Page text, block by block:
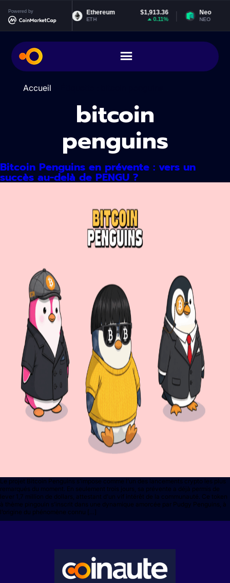
Powered by
$0.999195
0.01%
Ethereum $1,913.36
ETH 0.11%
Neo
NEO
Accueil
bitcoin
penguins
Bitcoin Penguins en prévente : vers un
succès au-delà de PENGU ?
Le projet Bitcoin Penguins s’impose comme l’un des lancements crypto les plus
remarqués du moment. En seulement trois jours, sa prévente a déjà permis de
lever 1,7 million de dollars, attestant d’un vif intérêt de la communauté. Ce token
à thème pingouin s’inscrit dans une dynamique amorcée par Pudgy Penguins, à
l’origine du phénomène connu […]